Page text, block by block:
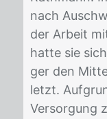
nach
der Ar­beit
hat­te sie
ger den
letzt.
Ver­sor­gung